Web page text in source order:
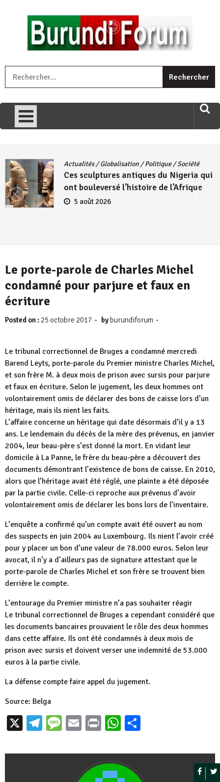
umariye umuryango wawe canke igihugu cakwibarutse .Wewe
uri ngaha ndagusigiye iki kibazo : Uriko ukora iki kugira ngo
Actualités/Globalisation /Politique/Société
Ces sculptures antiques du Nigeria qui
ont bouleversé l’histoire de l’Afrique
5 août 2026
Le porte-parole de Charles Michel
condamné pour parjure et faux en
écriture
Posted on : 25 octobre 2017 - by burundiforum -
Le tribunal correctionnel de Bruges a condamné mercredi
Barend Leyts, porte-parole du Premier ministre Charles Michel,
et son frère M. à deux mois de prison avec sursis pour parjure
et faux en écriture. Selon le jugement, les deux hommes ont
volontairement omis de déclarer des bons de caisse lors d’un
héritage, mais ils nient les faits.
L’affaire concerne un héritage qui date désormais d’il y a 13
ans. Le lendemain du décès de la mère des prévenus, en janvier
2004, leur beau-père s’est donné la mort. En vidant leur
domicile à La Panne, le frère du beau-père a découvert des
documents démontrant l’existence de bons de caisse. En 2010,
alors que l’héritage avait été réglé, une plainte a été déposée
par la partie civile. Celle-ci reproche aux prévenus d’avoir
volontairement omis de déclarer les bons lors de l’inventaire.
L’enquête a confirmé qu’un compte avait été ouvert au nom
des suspects en juin 2004 au Luxembourg. Ils nient l’avoir créé
pour y placer un bon d’une valeur de 78.000 euros. Selon leur
avocat, il n’y a d’ailleurs pas de signature attestant que le
porte-parole de Charles Michel et son frère se trouvent bien
derrière le compte.
L’entourage du Premier ministre n’a pas souhaiter réagir
Le tribunal correctionnel de Bruges a cependant considéré que
les documents bancaires prouvaient le rôle des deux hommes
dans cette affaire. Ils ont été condamnés à deux mois de
prison avec sursis et doivent verser une indemnité de 53.000
euros à la partie civile.
La défense compte faire appel du jugement.
Source: Belga
X Telegram
Message
EmailPrintWhatsApp